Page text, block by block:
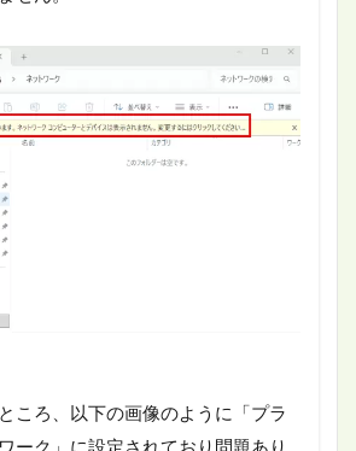
ころ、以下の画像のように「プラ